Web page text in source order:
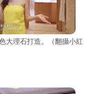
大理石打造。（翻攝小紅